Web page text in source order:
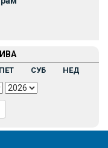
ПЕТ СУБ НЕД